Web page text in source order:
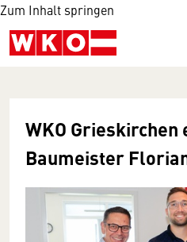
Zum Inhalt springen
WKO Grieskirchen
Baumeister